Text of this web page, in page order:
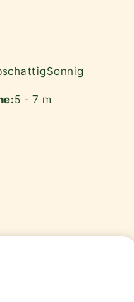
Sonnig
5 - 7 m